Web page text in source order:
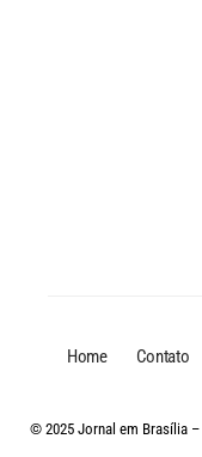
Home Contato
© 2025 Jornal em Brasília –